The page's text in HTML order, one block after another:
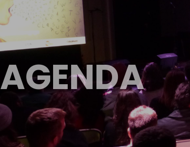
AGENDA